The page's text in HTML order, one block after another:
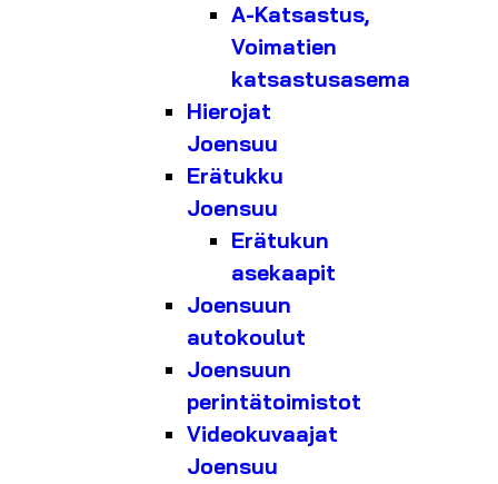
A-Katsastus,
Voimatien
katsastusasema
Hierojat
Joensuu
Erätukku
Joensuu
Erätukun
asekaapit
Joensuun
autokoulut
Joensuun
perintätoimistot
Videokuvaajat
Joensuu